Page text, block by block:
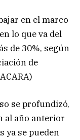
en el marco
lo que va del
de 30%, según
de
se profundizó,
al año anterior
ya se pueden